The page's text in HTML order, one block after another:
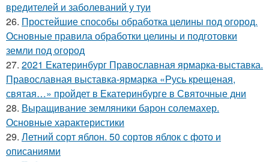
вредителей и заболеваний у туи
26. Простейшие способы обработка целины под огород.
Основные правила обработки целины и подготовки
земли под огород
27. 2021 Екатеринбург Православная ярмарка-выставка.
Православная выставка-ярмарка «Русь крещеная,
святая…» пройдет в Екатеринбурге в Святочные дни
28. Выращивание земляники барон солемахер.
Основные характеристики
29. Летний сорт яблон. 50 сортов яблок с фото и
описаниями